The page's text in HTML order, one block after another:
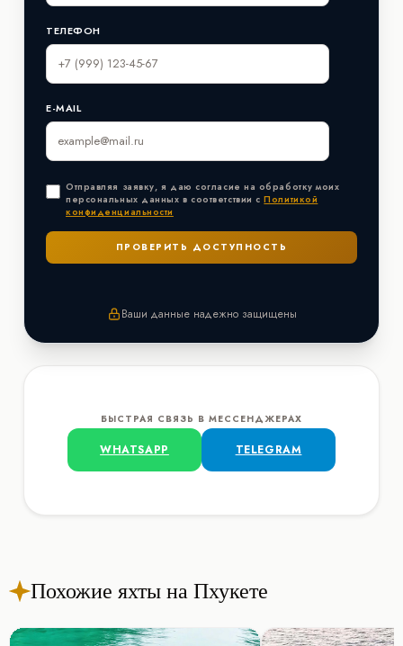
ТЕЛЕФОН
E-MAIL
Отправляя заявку, я даю согласие на обработку моих
персональных данных в соответствии сПолитикой
конфиденциальности
Ваши данные надежно защищены
БЫСТРАЯ СВЯЗЬ В МЕССЕНДЖЕРАХ
WHATSAPP TELEGRAM
Похожие яхты на Пхукете